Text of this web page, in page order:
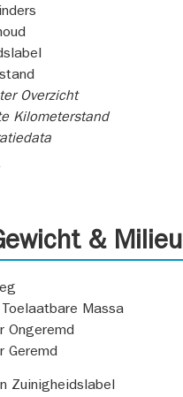
Overzicht
Kilometerstand
& Milieu
Toelaatbare Massa
Ongeremd
Geremd
Zuinigheidslabel